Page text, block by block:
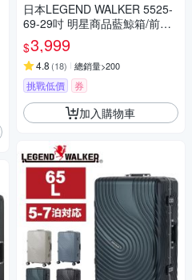
日本LEGEND WALKER 5525-
69-29吋 明星商品藍鯨箱/前開
行李箱(二代)
$3,999
4.8 (18) 總銷量>200
挑戰低價 券
加入購物車